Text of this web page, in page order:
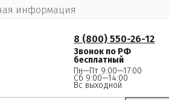
информация
8 (800) 550-26-12
Звонок по РФ
бесплатный
Пн—Пт 9:00—17:00
Сб 9:00—14:00
Вс выходной